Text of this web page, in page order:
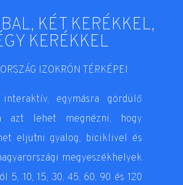
KÉT KERÉKKEL,
KERÉKKEL
IZOKRÓN TÉRKÉPEI
egymásra gördülő
azt lehet megnézni, hogy
eljutni gyalog, biciklivel és
megyeszékhelyek
5, 10, 15, 30, 45, 60, 90 és 120